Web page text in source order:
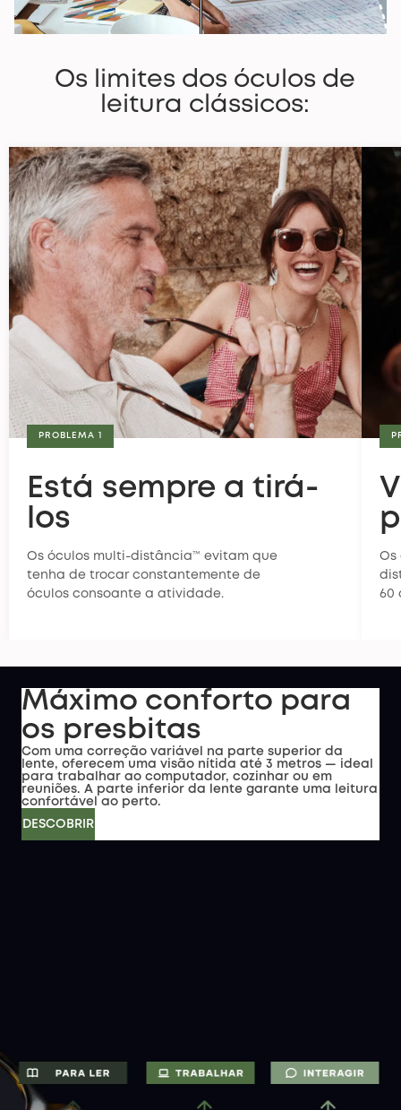
Os limites dos óculos de
leitura clássicos:
PROBLEMA 1
Está sempre a tirá-
los
Os óculos multi-distância™ evitam que
tenha de trocar constantemente de
óculos consoante a atividade.
Os
60
Máximo conforto para
os presbitas
Com uma correção variável na parte superior da
lente, oferecem uma visão nítida até 3 metros — ideal
para trabalhar ao computador, cozinhar ou em
reuniões. A parte inferior da lente garante uma leitura
confortável ao perto.
DESCOBRIR